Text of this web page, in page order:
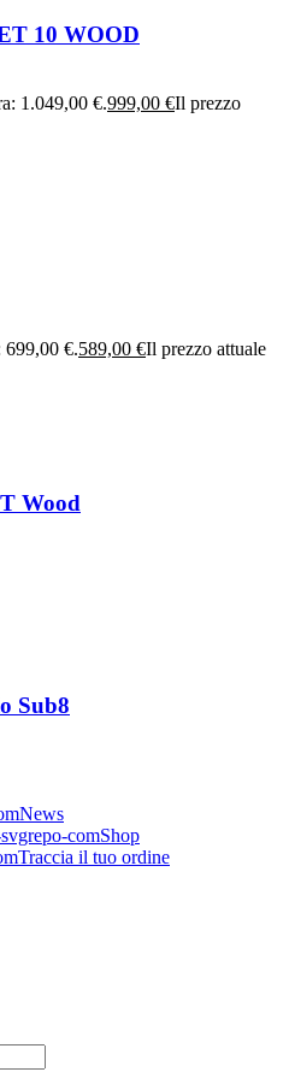
10 WOOD
1.049,00 €.999,00 €Il prezzo
699,00 €.589,00 €Il prezzo attuale
Wood
Sub8
News
Shop
Traccia il tuo ordine